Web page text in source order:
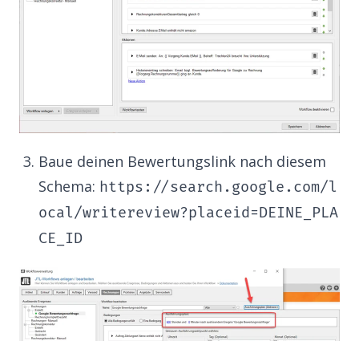
Baue deinen Bewertungslink nach diesem
Schema: https://search.google.com/l
ocal/writereview?placeid=DEINE_PLA
CE_ID